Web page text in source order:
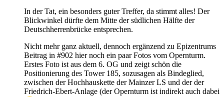
In der Tat, ein besonders guter Treffer, da stimmt alles! Der
Blickwinkel dürfte dem Mitte der südlichen Hälfte der
Deutschherrenbrücke entsprechen.
Nicht mehr ganz aktuell, dennoch ergänzend zu Epizentrums
Beitrag in #902 hier noch ein paar Fotos vom Opernturm.
Erstes Foto ist aus dem 6. OG und zeigt schön die
Positionierung des Tower 185, sozusagen als Bindeglied,
zwischen der Hochhauskette der Mainzer LS und der der
Friedrich-Ebert-Anlage (der Opernturm ist indirekt auch dabei